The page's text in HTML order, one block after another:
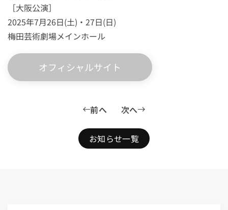
［大阪公演］
2025年7月26日(土)・27日(日)
梅田芸術劇場メインホール
オフィシャルサイト
前へ 次へ
お知らせ一覧